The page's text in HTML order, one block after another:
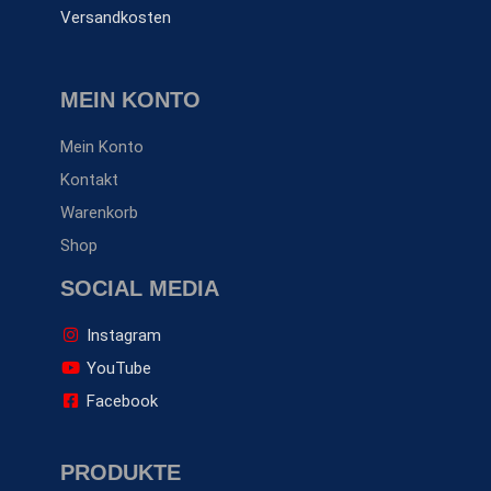
Versandkosten
MEIN KONTO
Mein Konto
Kontakt
Warenkorb
Shop
SOCIAL MEDIA
Instagram
YouTube
Facebook
PRODUKTE